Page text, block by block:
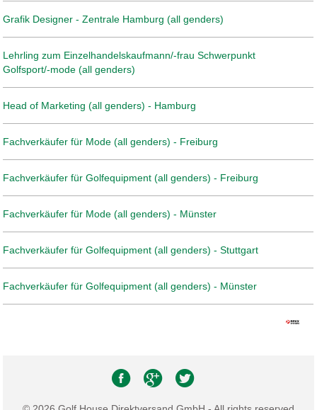
Grafik Designer - Zentrale Hamburg (all genders)
Lehrling zum Einzelhandelskaufmann/-frau Schwerpunkt
Golfsport/-mode (all genders)
Head of Marketing (all genders) - Hamburg
Fachverkäufer für Mode (all genders) - Freiburg
Fachverkäufer für Golfequipment (all genders) - Freiburg
Fachverkäufer für Mode (all genders) - Münster
Fachverkäufer für Golfequipment (all genders) - Stuttgart
Fachverkäufer für Golfequipment (all genders) - Münster